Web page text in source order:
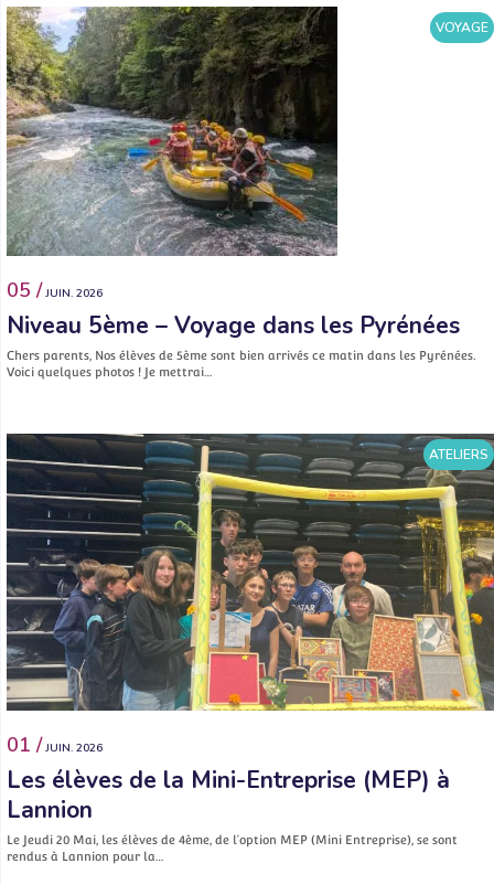
VOYAGE
05 / JUIN. 2026
Niveau 5ème – Voyage dans les Pyrénées
Chers parents, Nos élèves de 5ème sont bien arrivés ce matin dans les Pyrénées.
Voici quelques photos ! Je mettrai…
ATELIERS
01 / JUIN. 2026
Les élèves de la Mini-Entreprise (MEP) à
Lannion
Le Jeudi 20 Mai, les élèves de 4ème, de l’option MEP (Mini Entreprise), se sont
rendus à Lannion pour la…